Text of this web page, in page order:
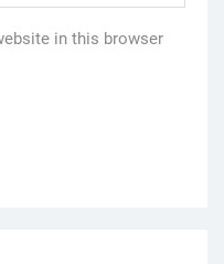
in this browser